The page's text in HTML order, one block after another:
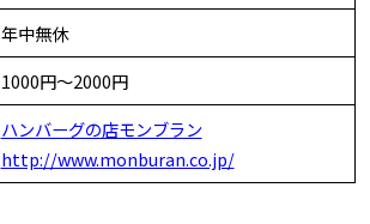
年中無休
1000円〜2000円
ハンバーグの店モンブラン
http://www.monburan.co.jp/